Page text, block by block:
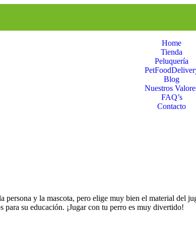
Home
Tienda
Peluquería
Blog
Nuestros
FAQ’s
Contacto
y la mascota, pero elige muy bien el material del
para su educación. ¡Jugar con tu perro es muy divertido!